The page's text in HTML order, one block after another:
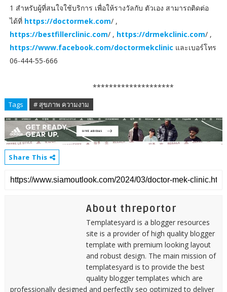
1 สำหรับผู้ที่สนใจใช้บริการ เพื่อให้รางวัลกับ ตัวเอง สามารถติดต่อ
ได้ที่ https://doctormek.com/ ,
https://bestfillerclinic.com/ , https://drmekclinic.com/ ,
https://www.facebook.com/doctormekclinic และเบอร์โทร
06-444-55-666
********************
Tags # สุขภาพ ความงาม
Share This
About threportor
Templatesyard is a blogger resources
site is a provider of high quality blogger
template with premium looking layout
and robust design. The main mission of
templatesyard is to provide the best
quality blogger templates which are
professionally designed and perfectlly seo optimized to deliver